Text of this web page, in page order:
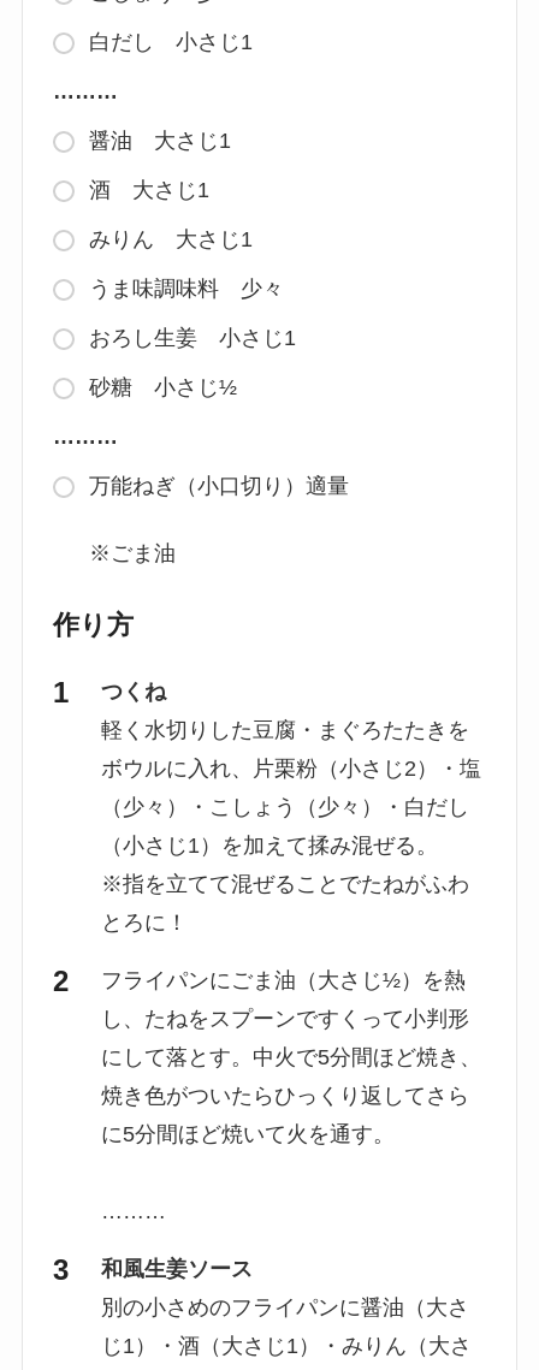
白だし 小さじ1
………
醤油 大さじ1
酒 大さじ1
みりん 大さじ1
うま味調味料 少々
おろし生姜 小さじ1
砂糖 小さじ½
………
万能ねぎ（小口切り）適量
※ごま油
作り方
つくね
軽く水切りした豆腐・まぐろたたきを
ボウルに入れ、片栗粉（小さじ2）・塩
（少々）・こしょう（少々）・白だし
（小さじ1）を加えて揉み混ぜる。
※指を立てて混ぜることでたねがふわ
とろに！
フライパンにごま油（大さじ½）を熱
し、たねをスプーンですくって小判形
にして落とす。中火で5分間ほど焼き、
焼き色がついたらひっくり返してさら
に5分間ほど焼いて火を通す。
………
和風生姜ソース
別の小さめのフライパンに醤油（大さ
じ1）・酒（大さじ1）・みりん（大さ